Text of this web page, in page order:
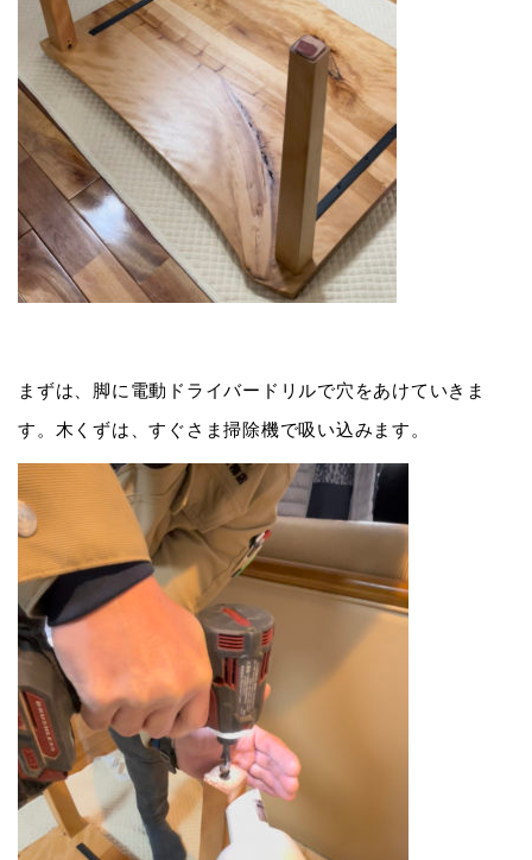
まずは、脚に電動ドライバードリルで穴をあけていきま
す。木くずは、すぐさま掃除機で吸い込みます。